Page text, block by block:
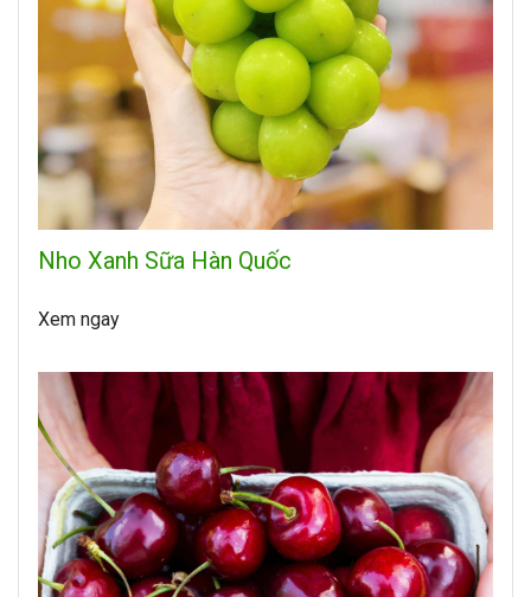
Nho Xanh Sữa Hàn Quốc
Xem ngay